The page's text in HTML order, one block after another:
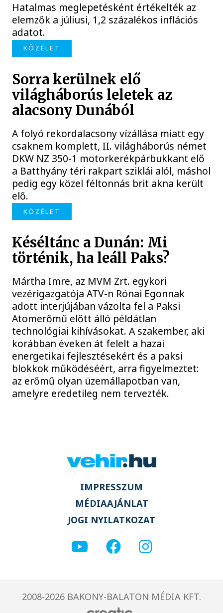
Hatalmas meglepetésként értékelték az
elemzők a júliusi, 1,2 százalékos inflációs
adatot.
KÖZÉLET
Sorra kerülnek elő
világháborús leletek az
alacsony Dunából
A folyó rekordalacsony vízállása miatt egy
csaknem komplett, II. világháborús német
DKW NZ 350-1 motorkerékpárbukkant elő
a Batthyány téri rakpart sziklái alól, máshol
pedig egy közel féltonnás brit akna került
elő.
KÖZÉLET
Késéltánc a Dunán: Mi
történik, ha leáll Paks?
Mártha Imre, az MVM Zrt. egykori
vezérigazgatója ATV-n Rónai Egonnak
adott interjújában vázolta fel a Paksi
Atomerőmű előtt álló példátlan
technológiai kihívásokat. A szakember, aki
korábban éveken át felelt a hazai
energetikai fejlesztésekért és a paksi
blokkok működéséért, arra figyelmeztet:
az erőmű olyan üzemállapotban van,
amelyre eredetileg nem tervezték.
IMPRESSZUM
MÉDIAAJÁNLAT
JOGI NYILATKOZAT
2008-2026 BAKONY-BALATON MÉDIA KFT.